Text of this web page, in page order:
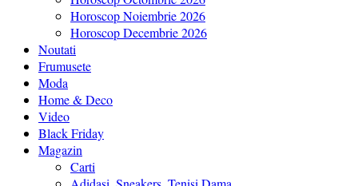
Horoscop Noiembrie 2026
Horoscop Decembrie 2026
Noutati
Frumusete
Moda
Home & Deco
Video
Black Friday
Magazin
Carti